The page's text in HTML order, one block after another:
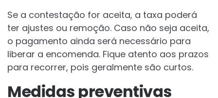
Se a contestação for aceita, a taxa poderá
ter ajustes ou remoção. Caso não seja aceita,
o pagamento ainda será necessário para
liberar a encomenda. Fique atento aos prazos
para recorrer, pois geralmente são curtos.
Medidas preventivas